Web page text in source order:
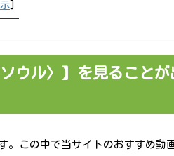
]
ウル〉】を見ること
この中で当サイトのおすすめ動